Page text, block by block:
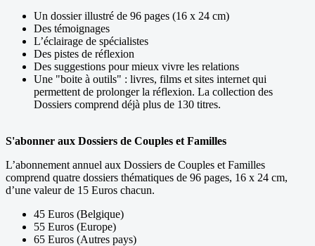
Un dossier illustré de 96 pages (16 x 24 cm)
Des témoignages
L’éclairage de spécialistes
Des pistes de réflexion
Des suggestions pour mieux vivre les relations
Une "boite à outils" : livres, films et sites internet qui
permettent de prolonger la réflexion. La collection des
Dossiers comprend déjà plus de 130 titres.
S'abonner aux Dossiers de Couples et Familles
L’abonnement annuel aux Dossiers de Couples et Familles
comprend quatre dossiers thématiques de 96 pages, 16 x 24 cm,
d’une valeur de 15 Euros chacun.
45 Euros (Belgique)
55 Euros (Europe)
65 Euros (Autres pays)